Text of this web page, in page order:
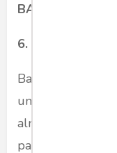
BACA JUGA:
6. Twist Drill
Bahan twist drill
untuk membuat
almamater ini
pakai untuk